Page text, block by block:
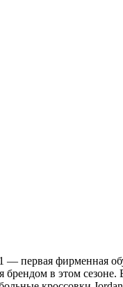
— первая фирменная
в этом